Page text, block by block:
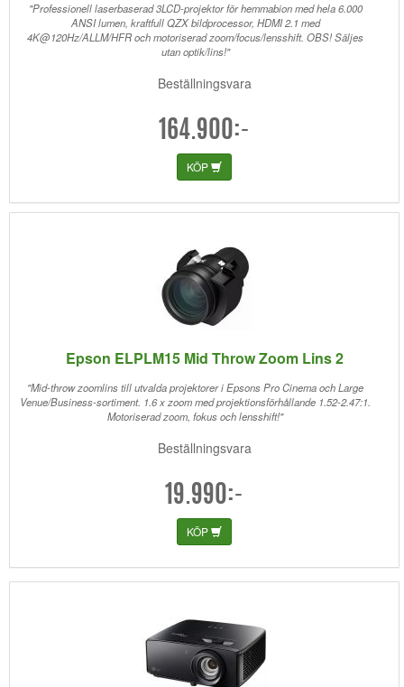
"Professionell laserbaserad 3LCD-projektor för hemmabion med hela 6.000
ANSI lumen, kraftfull QZX bildprocessor, HDMI 2.1 med
4K@120Hz/ALLM/HFR och motoriserad zoom/focus/lensshift. OBS! Säljes
utan optik/lins!"
Beställningsvara
164.900:-
KÖP
Epson ELPLM15 Mid Throw Zoom Lins 2
"Mid-throw zoomlins till utvalda projektorer i Epsons Pro Cinema och Large
Venue/Business-sortiment. 1.6 x zoom med projektionsförhållande 1.52-2.47:1.
Motoriserad zoom, fokus och lensshift!"
Beställningsvara
19.990:-
KÖP